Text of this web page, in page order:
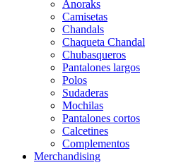
Anoraks
Camisetas
Chandals
Chaqueta Chandal
Chubasqueros
Pantalones largos
Polos
Sudaderas
Mochilas
Pantalones cortos
Calcetines
Complementos
Merchandising